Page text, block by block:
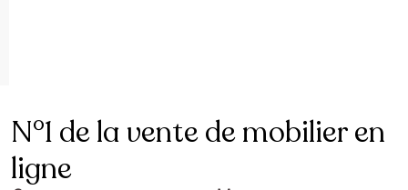
N°1 de la vente de mobilier en
ligne